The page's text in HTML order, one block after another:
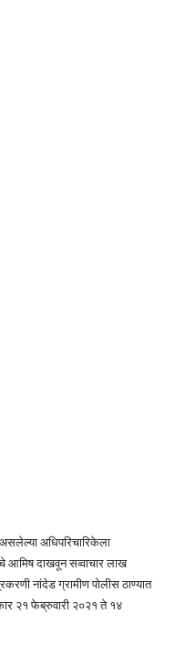
अधिपरिचारिकेला
आमिष दाखवून सव्वाचार लाख
नांदेड ग्रामीण पोलीस ठाण्यात
२१ फेब्रुवारी २०२१ ते १४